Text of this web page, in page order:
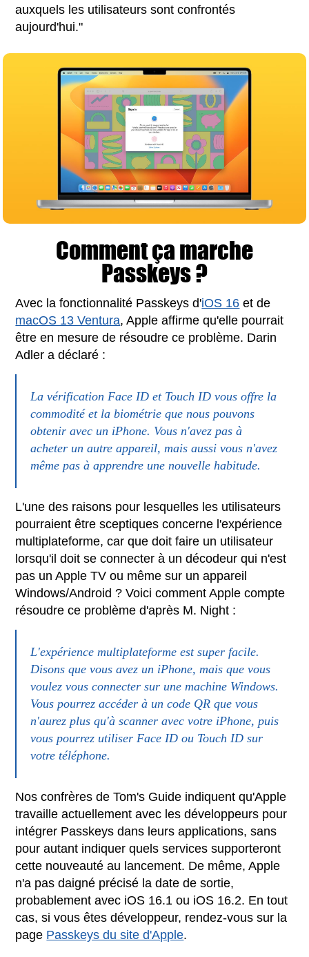
auxquels les utilisateurs sont confrontés
aujourd'hui."
Comment ça marche
Passkeys ?
Avec la fonctionnalité Passkeys d'iOS 16 et de
macOS 13 Ventura, Apple affirme qu'elle pourrait
être en mesure de résoudre ce problème. Darin
Adler a déclaré :
La vérification Face ID et Touch ID vous offre la
commodité et la biométrie que nous pouvons
obtenir avec un iPhone. Vous n'avez pas à
acheter un autre appareil, mais aussi vous n'avez
même pas à apprendre une nouvelle habitude.
L'une des raisons pour lesquelles les utilisateurs
pourraient être sceptiques concerne l'expérience
multiplateforme, car que doit faire un utilisateur
lorsqu'il doit se connecter à un décodeur qui n'est
pas un Apple TV ou même sur un appareil
Windows/Android ? Voici comment Apple compte
résoudre ce problème d'après M. Night :
L'expérience multiplateforme est super facile.
Disons que vous avez un iPhone, mais que vous
voulez vous connecter sur une machine Windows.
Vous pourrez accéder à un code QR que vous
n'aurez plus qu'à scanner avec votre iPhone, puis
vous pourrez utiliser Face ID ou Touch ID sur
votre téléphone.
Nos confrères de Tom's Guide indiquent qu'Apple
travaille actuellement avec les développeurs pour
intégrer Passkeys dans leurs applications, sans
pour autant indiquer quels services supporteront
cette nouveauté au lancement. De même, Apple
n'a pas daigné précisé la date de sortie,
probablement avec iOS 16.1 ou iOS 16.2. En tout
cas, si vous êtes développeur, rendez-vous sur la
page Passkeys du site d'Apple.